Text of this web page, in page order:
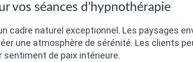
vos séances d’hypnothérapie
cadre naturel exceptionnel. Les paysages
une atmosphère de sérénité. Les clients
de paix intérieure.